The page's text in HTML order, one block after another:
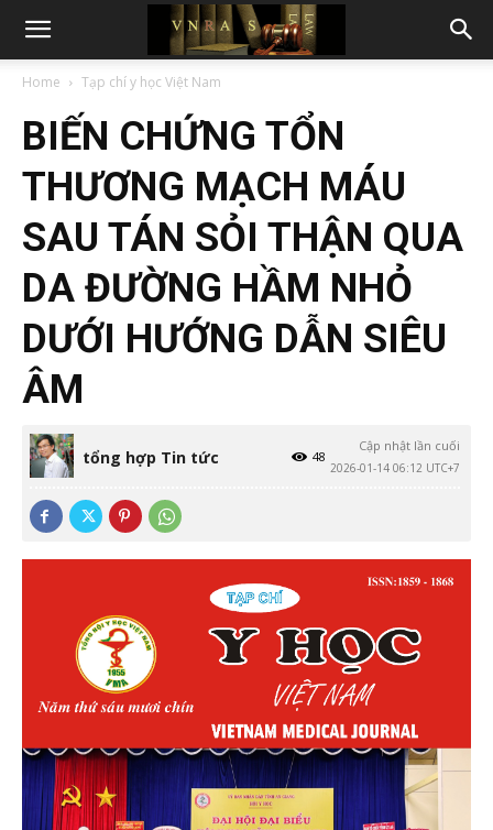
Home Tạp chí y học Việt Nam
BIẾN CHỨNG TỔN
THƯƠNG MẠCH MÁU
SAU TÁN SỎI THẬN QUA
DA ĐƯỜNG HẦM NHỎ
DƯỚI HƯỚNG DẪN SIÊU
ÂM
tổng hợp Tin tức
Cập nhật lần cuối
2026-01-14 06:12 UTC+7
48